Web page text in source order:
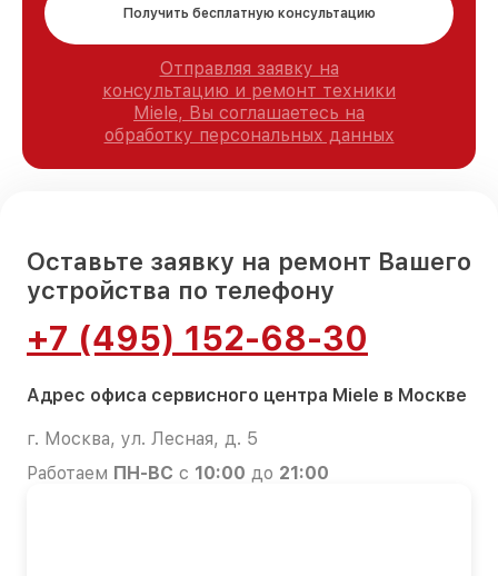
Получить бесплатную консультацию
Отправляя заявку на
консультацию и ремонт техники
Miele, Вы соглашаетесь на
обработку персональных данных
Оставьте заявку на ремонт Вашего
устройства по телефону
+7 (495) 152-68-30
Адрес офиса сервисного центра Miele в Москве
г. Москва, ул. Лесная, д. 5
Работаем ПН-ВС с 10:00 до 21:00